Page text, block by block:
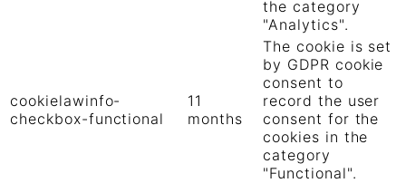
the category
"Analytics".
cookielawinfo-
checkbox-functional
11
months
The cookie is set
by GDPR cookie
consent to
record the user
consent for the
cookies in the
category
"Functional".